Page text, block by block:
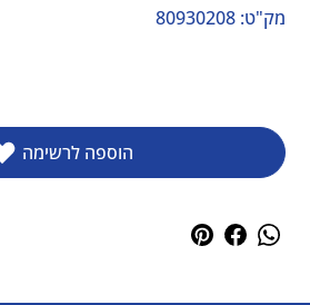
מק"ט:
מק"ט
80930208
80930208
הוספה לרשימה